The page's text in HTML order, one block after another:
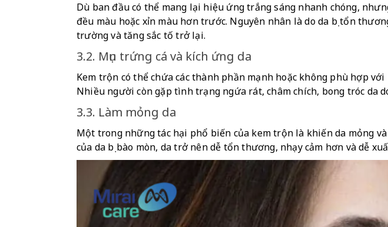
Dù ban đầu có thể mang lại hiệu ứng trắng sáng nhanh chóng,
đều màu hoặc xỉn màu hơn trước. Nguyên nhân là do da bị tổn
trường và tăng sắc tố trở lại.
3.2. Mụn trứng cá và kích ứng da
Kem trộn có thể chứa các thành phần mạnh hoặc không phù hợp
Nhiều người còn gặp tình trạng ngứa rát, châm chích, bong tróc da
3.3. Làm mỏng da
Một trong những tác hại phổ biến của kem trộn là khiến da mỏng
của da bị bào mòn, da trở nên dễ tổn thương, nhạy cảm hơn và dễ